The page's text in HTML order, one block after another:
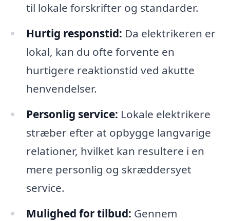
til lokale forskrifter og standarder.
Hurtig responstid: Da elektrikeren er
lokal, kan du ofte forvente en
hurtigere reaktionstid ved akutte
henvendelser.
Personlig service: Lokale elektrikere
stræber efter at opbygge langvarige
relationer, hvilket kan resultere i en
mere personlig og skræddersyet
service.
Mulighed for tilbud: Gennem